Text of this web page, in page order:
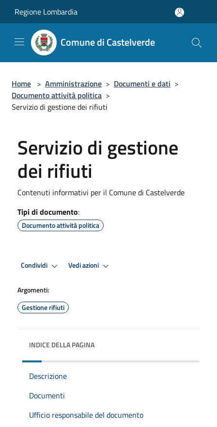
Regione Lombardia
Comune di Castelverde
Home > Amministrazione > Documenti e dati >
Documento attività politica >
Servizio di gestione dei rifiuti
Servizio di gestione
dei rifiuti
Contenuti informativi per il Comune di Castelverde
Tipi di documento:
Documento attività politica
Condividi Vedi azioni
Argomenti:
Gestione rifiuti
INDICE DELLA PAGINA
Descrizione
Documenti
Ufficio responsabile del documento